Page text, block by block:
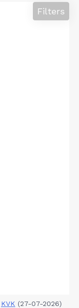
Filters
KVK (27-07-2026)